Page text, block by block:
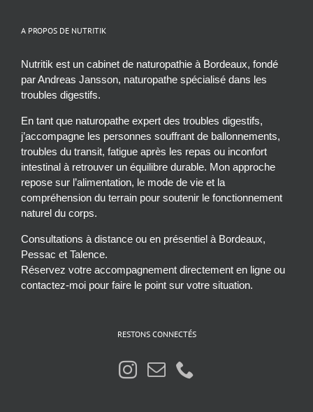
A PROPOS DE NUTRITIK
Nutritik est un cabinet de naturopathie à Bordeaux, fondé
par Andreas Jansson, naturopathe spécialisé dans les
troubles digestifs.
En tant que naturopathe expert des troubles digestifs,
j’accompagne les personnes souffrant de ballonnements,
troubles du transit, fatigue après les repas ou inconfort
intestinal à retrouver un équilibre durable. Mon approche
repose sur l’alimentation, le mode de vie et la
compréhension du terrain pour soutenir le fonctionnement
naturel du corps.
Consultations à distance ou en présentiel à Bordeaux,
Pessac et Talence.
Réservez votre accompagnement directement en ligne ou
contactez-moi pour faire le point sur votre situation.
RESTONS CONNECTÉS